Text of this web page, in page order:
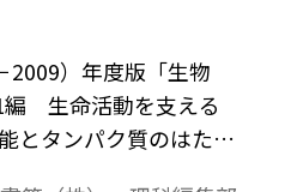
2009）年度版「生物
編 生命活動を支える